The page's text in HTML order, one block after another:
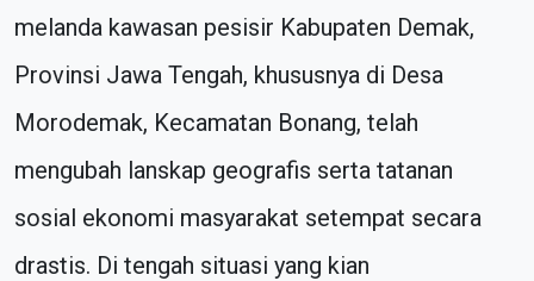
melanda kawasan pesisir Kabupaten Demak,
Provinsi Jawa Tengah, khususnya di Desa
Morodemak, Kecamatan Bonang, telah
mengubah lanskap geografis serta tatanan
sosial ekonomi masyarakat setempat secara
drastis. Di tengah situasi yang kian